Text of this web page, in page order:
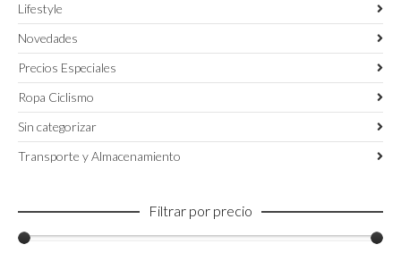
Lifestyle
Novedades
Precios Especiales
Ropa Ciclismo
Sin categorizar
Transporte y Almacenamiento
Filtrar por precio